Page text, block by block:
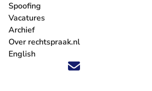
Volg ons op X (Twitter) - U verlaat
Volg ons op Facebook - U verlaat
Volg ons op Instagram - U
Volg ons op Youtube - U
Volg ons op LinkedIn - U
'Blijf op de hoogte'
Spoofing
Vacatures
- U verlaat Rechtspraak.nl
Archief
Over rechtspraak.nl
English